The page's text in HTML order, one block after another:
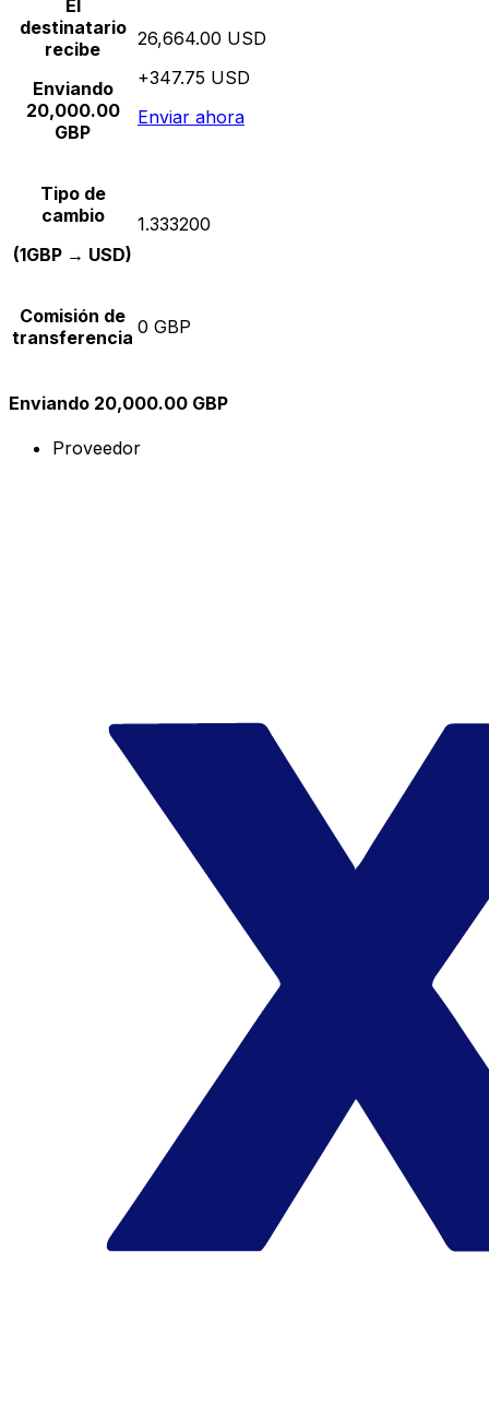
El
destinatario
recibe
Enviando
20,000.00
GBP
26,664.00 USD
+347.75 USD
Enviar ahora
Tipo de
cambio
(1GBP → USD)
1.333200
Comisión de
transferencia 0 GBP
Enviando 20,000.00 GBP
Proveedor